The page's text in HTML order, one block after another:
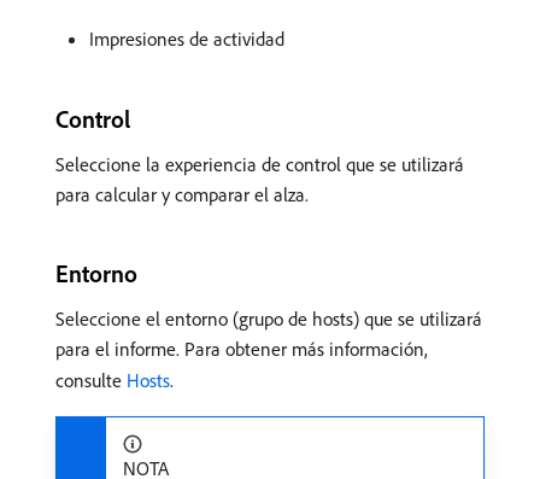
Impresiones de actividad
Control
Seleccione la experiencia de control que se utilizará
para calcular y comparar el alza.
Entorno
Seleccione el entorno (grupo de hosts) que se utilizará
para el informe. Para obtener más información,
consulte Hosts.
NOTA